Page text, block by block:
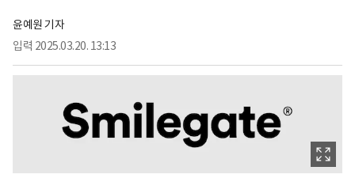
윤예원 기자
입력 2025.03.20. 13:13